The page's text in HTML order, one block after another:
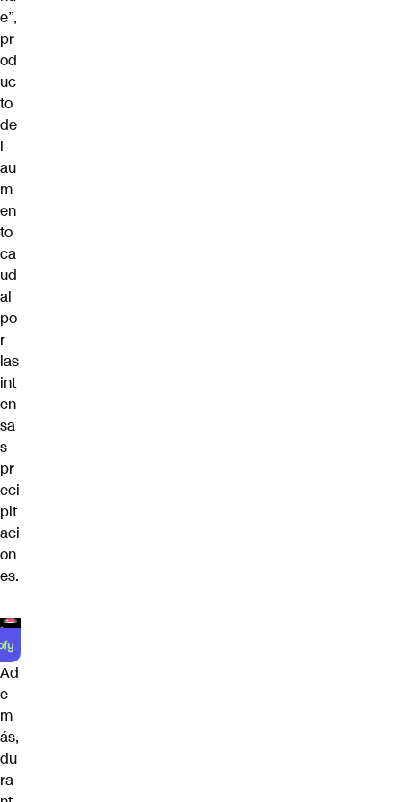
e”,
pr
od
uc
to
de
l
au
m
en
to
ca
ud
al
po
r
las
int
en
sa
s
pr
eci
pit
aci
on
es.
Ad
e
m
ás,
du
ra